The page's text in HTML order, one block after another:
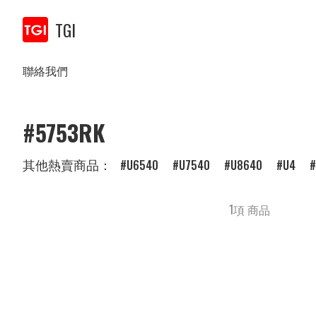
TGI
聯絡我們
#5753RK
其他熱賣商品： U6540 U7540 U8640 U4
1項 商品